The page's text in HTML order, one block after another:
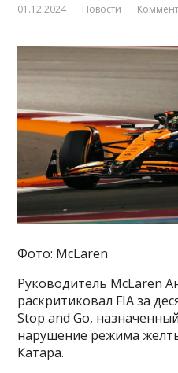
01.12.2024 Новости
Фото: McLaren
Руководитель McLaren
раскритиковал FIA за
Stop and Go,
нарушение режима
Катара.